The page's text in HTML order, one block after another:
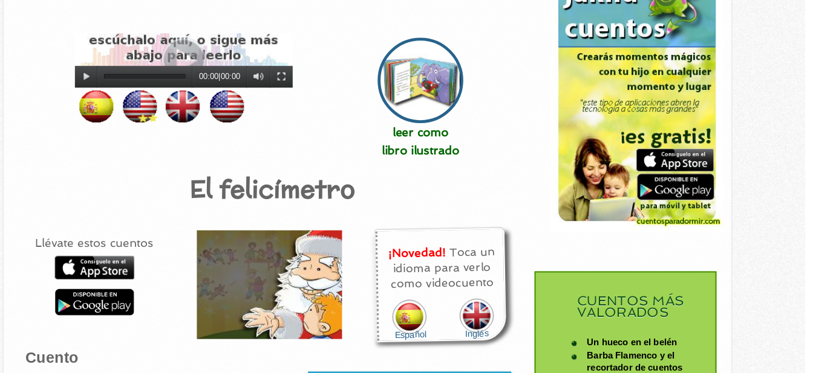
00:00|00:00
leer como
libro ilustrado
El felicímetro
Llévate estos cuentos
¡Novedad!Toca un
idioma para verlo
como videocuento
Español Inglés
Cuento
CUENTOS MÁS
VALORADOS
Un hueco en el belén
Barba Flamenco y el
recortador de cuentos